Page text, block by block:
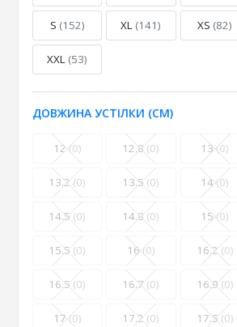
S (152) XL (141) XS (82)
XXL (53)
ДОВЖИНА УСТІЛКИ (СМ)
12(0) 12.8 (0) 13(0)
13.2 (0) 13.5 (0) 14(0)
14.5 (0) 14.8 (0) 15(0)
15.5 (0) 16(0) 16.2(0)
16.5 (0) 16.7 (0) 16.9(0)
17(0) 17.2 (0) 17.5(0)